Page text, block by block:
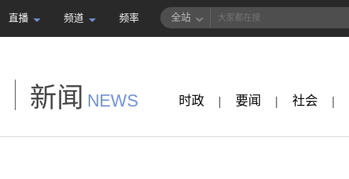
直播 频道 频率 全站
新闻 NEWS 时政 | 要闻 | 社会 |